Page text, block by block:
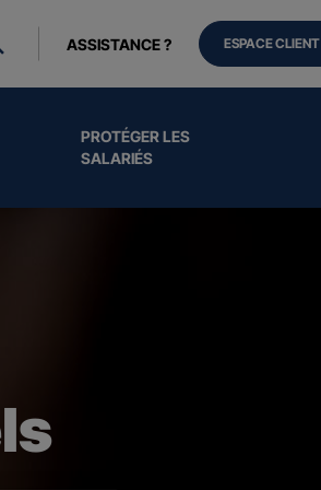
PROTÉGER LES
SALARIÉS
ASSISTANCE ? ESPACE CLIENT